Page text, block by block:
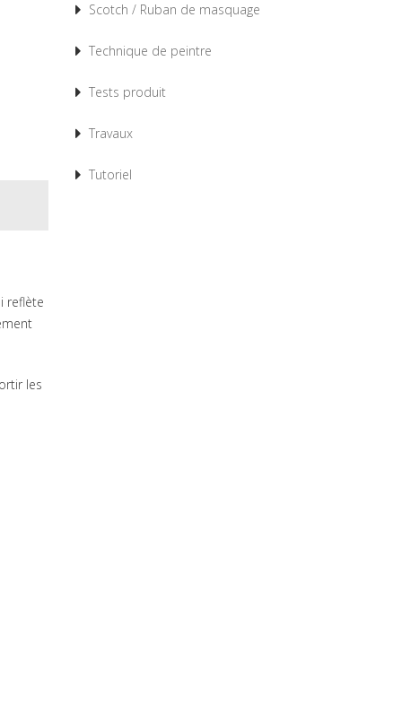
reflète
les
Scotch / Ruban de masquage
Technique de peintre
Tests produit
Travaux
Tutoriel